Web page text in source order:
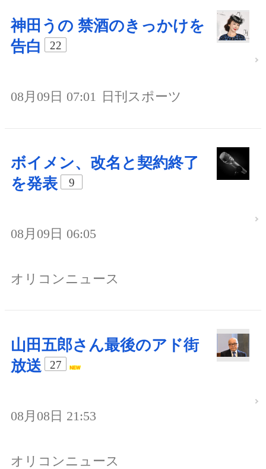
神田うの 禁酒のきっかけを
告白
22
08月09日 07:01 日刊スポーツ
ボイメン、改名と契約終了
を発表
9
08月09日 06:05
オリコンニュース
山田五郎さん最後のアド街
放送
27
08月08日 21:53
オリコンニュース